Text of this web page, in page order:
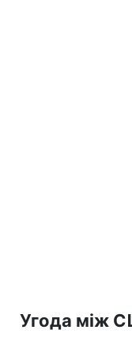
Угода між